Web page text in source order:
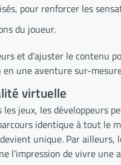
pour renforcer les
du joueur.
et d’ajuster le
une aventure sur-
virtuelle
jeux, les développeurs
identique à tout le
unique. Par
l’impression de vivre